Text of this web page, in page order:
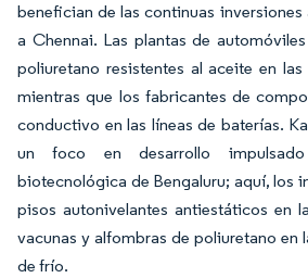
benefician de las continuas
a Chennai. Las plantas de
poliuretano resistentes al aceite en las
mientras que los fabricantes de
conductivo en las líneas de baterías.
un foco en desarrollo
biotecnológica de Bengaluru; aquí, los
pisos autonivelantes antiestáticos en
vacunas y alfombras de poliuretano en
de frío.